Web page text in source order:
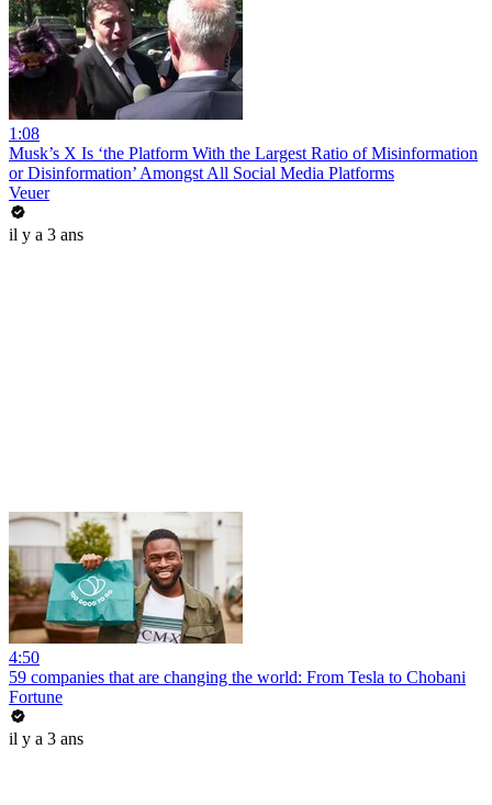
1:08
Musk’s X Is ‘the Platform With the Largest Ratio of Misinformation
or Disinformation’ Amongst All Social Media Platforms
Veuer
il y a 3 ans
4:50
59 companies that are changing the world: From Tesla to Chobani
Fortune
il y a 3 ans